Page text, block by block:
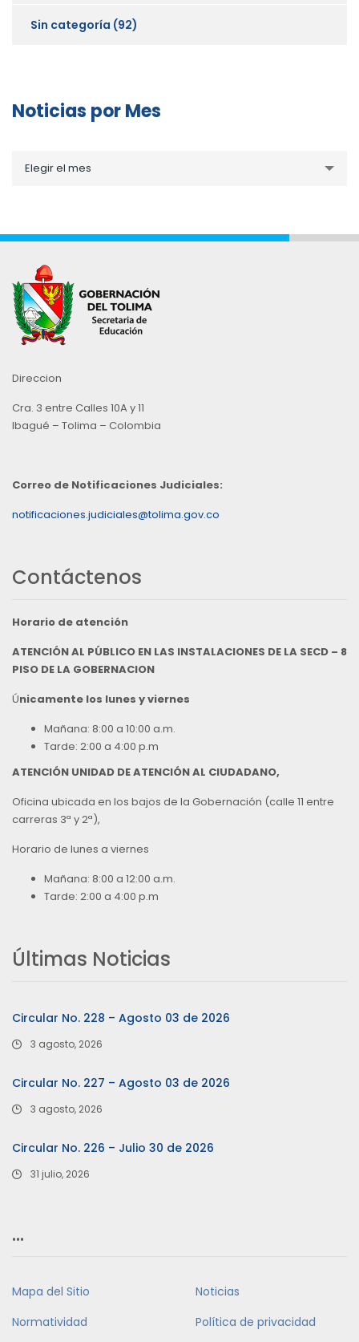
Sin categoría (92)
Noticias por Mes
porElegir el mes
Direccion
Cra. 3 entre Calles 10A y 11
Ibagué – Tolima – Colombia
Correo de Notificaciones Judiciales:
notificaciones.judiciales@tolima.gov.co
Contáctenos
Horario de atención
ATENCIÓN AL PÚBLICO EN LAS INSTALACIONES DE LA SECD – 8
PISO DE LA GOBERNACION
Únicamente los lunes y viernes
Mañana: 8:00 a 10:00 a.m.
Tarde: 2:00 a 4:00 p.m
ATENCIÓN UNIDAD DE ATENCIÓN AL CIUDADANO,
Oficina ubicada en los bajos de la Gobernación (calle 11 entre
carreras 3ª y 2ª),
Horario de lunes a viernes
Mañana: 8:00 a 12:00 a.m.
Tarde: 2:00 a 4:00 p.m
Últimas Noticias
Circular No. 228 – Agosto 03 de 2026
3 agosto, 2026
Circular No. 227 – Agosto 03 de 2026
3 agosto, 2026
Circular No. 226 – Julio 30 de 2026
31 julio, 2026
…
Mapa del Sitio
Noticias
Normatividad
Política de privacidad